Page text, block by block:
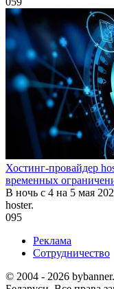
Хостинг-провайдер
временных
В ночь с 4 на 5 мая
hoster.
095
Реклама
Сотрудничество
© 2004 - 2026